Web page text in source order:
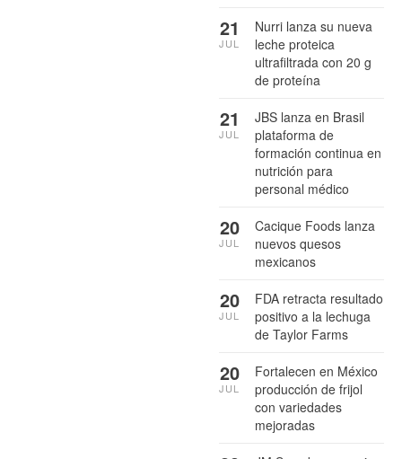
Nurri lanza su nueva
leche proteica
ultrafiltrada con 20 g
de proteína
21
JUL
JBS lanza en Brasil
plataforma de
formación continua en
nutrición para
personal médico
21
JUL
Cacique Foods lanza
nuevos quesos
mexicanos
20
JUL
FDA retracta resultado
positivo a la lechuga
de Taylor Farms
20
JUL
Fortalecen en México
producción de frijol
con variedades
mejoradas
20
JUL